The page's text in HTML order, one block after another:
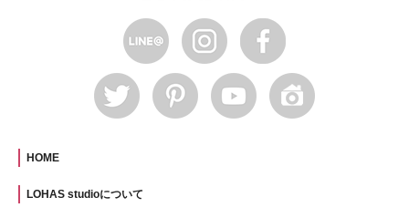
HOME
LOHAS studioについて